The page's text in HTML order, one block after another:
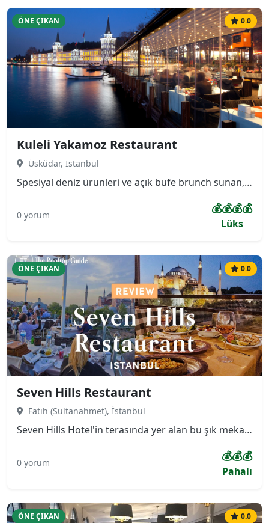
0.0
ÖNE ÇIKAN
Kuleli Yakamoz Restaurant
Üsküdar, İstanbul
Spesiyal deniz ürünleri ve açık büfe brunch sunan, terası ve Boğaz manzarası olan sessiz, ferah mekan. Asırlık çınar ağaçlarının altında boğazın manzarasını panaromik çevreleyen, bir yanı Kuleli Askeri Lisesi diğer yanı Boğaz Köprüsünü gören çok özel konuma sahip restaurantımız kendini özel hissetmek isteyenler için ayrıcalıklı bir mekan.
0 yorum 💰💰💰💰
Lüks
0.0
ÖNE ÇIKAN
Seven Hills Restaurant
Fatih (Sultanahmet), İstanbul
Seven Hills Hotel'in terasında yer alan bu şık mekan, misafirlerine Ayasofya, Sultanahmet Camii ve Topkapı Sarayı'nın yanı sıra İstanbul Boğazı'na hakim 360 derecelik panoramik bir manzara sunmaktadır. Menüsü, özellikle taze ve zengin deniz ürünleri ile Türk mutfağının seçkin lezzetlerine odaklanmıştır.
0 yorum 💰💰💰
Pahalı
0.0
ÖNE ÇIKAN